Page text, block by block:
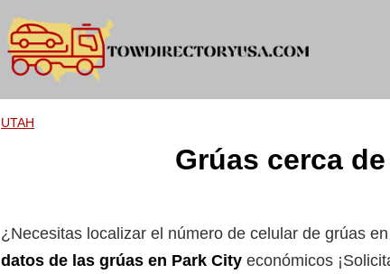
UTAH
Grúas cerca
¿Necesitas localizar el número de celular de grúas
datos de las grúas en Park City económicos